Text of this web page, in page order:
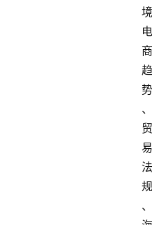
境
电
商
趋
势
、
贸
易
法
规
、